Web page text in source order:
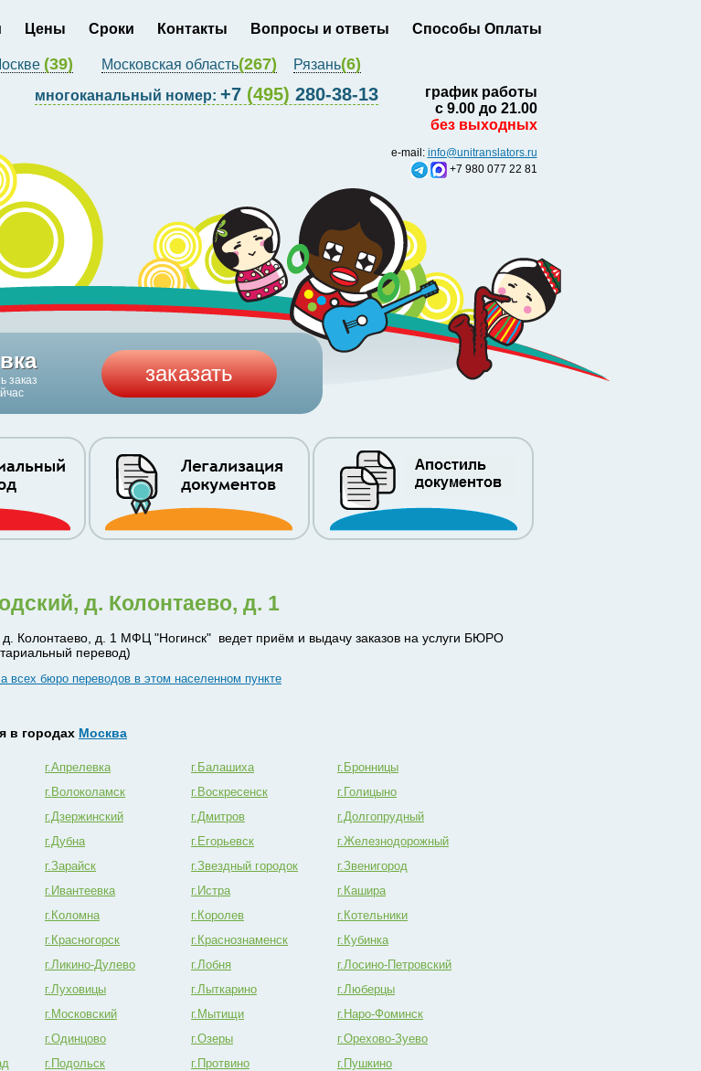
Цены Сроки Контакты Вопросы и ответы Способы Оплаты
многоканальный номер: +7 (495) 280-38-13
график работы
с 9.00 до 21.00
без выходных
(39) Московская область(267) Рязань(6)
e-mail: info@unitranslators.ru
+7 980 077 22 81
заказ
заказать
д. Колонтаево, д. 1
д. Колонтаево, д. 1 МФЦ "Ногинск" ведет приём и выдачу заказов на услуги БЮРО
перевод)
всех бюро переводов в этом населенном пункте
в городах Москва
г.Апрелевка г.Балашиха
г.Бронницы
г.Волоколамск г.Воскресенск
г.Голицыно
г.Дзержинский г.Дмитров
г.Долгопрудный
г.Дубна г.Егорьевск
г.Железнодорожный
г.Зарайск г.Звездный городок
г.Звенигород
г.Ивантеевка г.Истра
г.Кашира
г.Коломна г.Королев
г.Котельники
г.Красногорск г.Краснознаменск
г.Кубинка
г.Ликино-Дулево г.Лобня
г.Лосино-Петровский
г.Луховицы г.Лыткарино
г.Люберцы
г.Московский г.Мытищи
г.Наро-Фоминск
г.Одинцово г.Озеры
г.Орехово-Зуево
г.Подольск г.Протвино
г.Пушкино